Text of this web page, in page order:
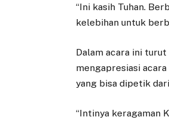
“Ini kasih Tuhan.
kelebihan untuk
Dalam acara ini
mengapresiasi
yang bisa dipetik
“Intinya keragaman